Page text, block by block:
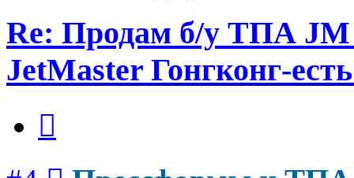
Re: Продам б/у ТПА JM
JetMaster Гонгконг-